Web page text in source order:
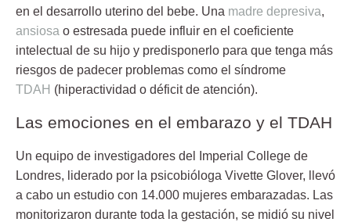
en el desarrollo uterino del bebe. Una madre depresiva,
ansiosa o estresada puede influir en el coeficiente
intelectual de su hijo y predisponerlo para que tenga más
riesgos de padecer problemas como el síndrome
TDAH (hiperactividad o déficit de atención).
Las emociones en el embarazo y el TDAH
Un equipo de investigadores del Imperial College de
Londres, liderado por la psicobióloga Vivette Glover, llevó
a cabo un estudio con 14.000 mujeres embarazadas. Las
monitorizaron durante toda la gestación, se midió su nivel